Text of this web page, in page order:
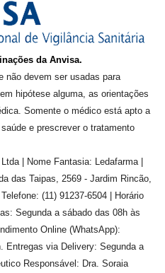
da Anvisa.
não devem ser usadas para
hipótese alguma, as orientações
Somente o médico está apto a
e prescrever o tratamento
| Nome Fantasia: Ledafarma |
das Taipas, 2569 - Jardim Rincão,
(11) 91237-6504 | Horário
Segunda a sábado das 08h às
Online (WhatsApp):
Entregas via Delivery: Segunda a
Responsável: Dra. Soraia